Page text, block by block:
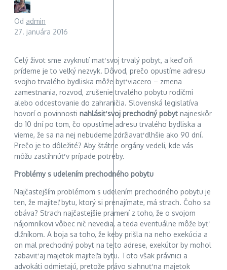
Od admin
27. januára 2016
Celý život sme zvyknutí mať svoj trvalý pobyt, a keď oň
prídeme je to veľký nezvyk. Dôvod, prečo opustíme adresu
svojho trvalého bydliska môže byť viacero – zmena
zamestnania, rozvod, zrušenie trvalého pobytu rodičmi
alebo odcestovanie do zahraničia. Slovenská legislatíva
hovorí o povinnosti nahlásiť svoj prechodný pobyt najneskôr
do 10 dní po tom, čo opustíme adresu trvalého bydliska a
vieme, že sa na nej nebudeme zdržiavať dlhšie ako 90 dní.
Prečo je to dôležité? Aby štátne orgány vedeli, kde vás
môžu zastihnúť v prípade potreby.
Problémy s udelením prechodného pobytu
Najčastejším problémom s udelením prechodného pobytu je
ten, že majiteľ bytu, ktorý si prenajímate, má strach. Čoho sa
obáva? Strach najčastejšie pramení z toho, že o svojom
nájomníkovi vôbec nič nevedia, a teda eventuálne môže byť
dlžníkom. A boja sa toho, že keby prišla na neho exekúcia a
on mal prechodný pobyt na tejto adrese, exekútor by mohol
zabaviť aj majetok majiteľa bytu. Toto však právnici a
advokáti odmietajú, pretože právo siahnuť na majetok